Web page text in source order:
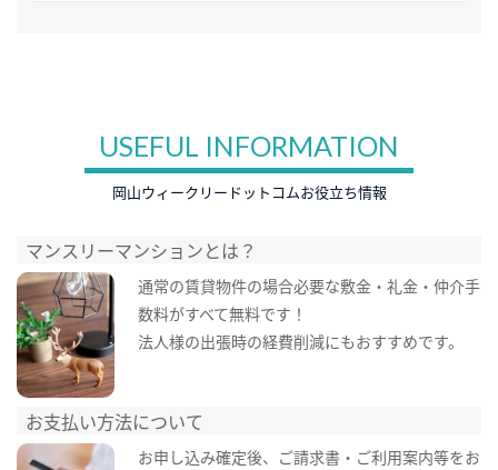
USEFUL INFORMATION
岡山ウィークリードットコムお役立ち情報
マンスリーマンションとは？
通常の賃貸物件の場合必要な敷金・礼金・仲介手
数料がすべて無料です！
法人様の出張時の経費削減にもおすすめです。
お支払い方法について
お申し込み確定後、ご請求書・ご利用案内等をお